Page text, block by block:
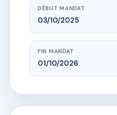
DÉBUT MANDAT
03/10/2025
FIN MANDAT
01/10/2026